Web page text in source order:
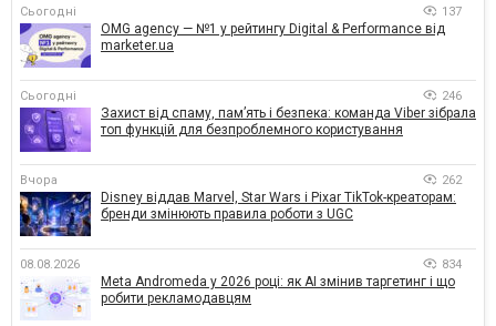
Сьогодні 137
OMG agency — №1 у рейтингу Digital & Performance від
marketer.ua
Сьогодні 246
Захист від спаму, памʼять і безпека: команда Viber зібрала
топ функцій для безпроблемного користування
Вчора 262
Disney віддав Marvel, Star Wars і Pixar TikTok-креаторам:
бренди змінюють правила роботи з UGC
08.08.2026 834
Meta Andromeda у 2026 році: як AI змінив таргетинг і що
робити рекламодавцям